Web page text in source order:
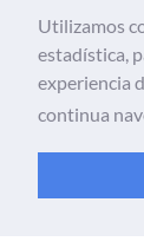
Web
android,
y
Utilizamos
estadística,
experiencia
continua